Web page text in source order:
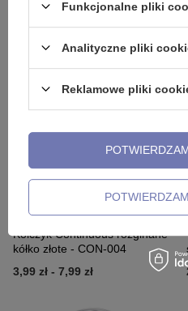
Kolczyk Continuous rozginane
kółko złote - CON-004
3,99 zł - 7,99 zł
Funkcjonalne pliki
Analityczne pliki
Reklamowe pliki